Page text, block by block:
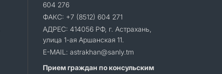
604 276
ФАКС: +7 (8512) 604 271
АДРЕС: 414056 РФ, г. Астрахань,
улица 1-ая Аршанская 11.
E-MAIL: astrakhan@sanly.tm
Прием граждан по консульским